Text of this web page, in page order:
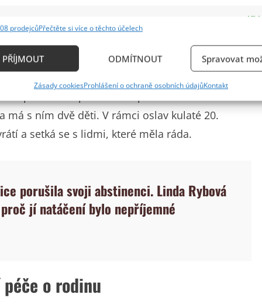
zařízení na základě automaticky přenášených informací.
aktivně požadovaných informací.
chyb, Poskytování a zobrazování reklamy a
prodejcůPřečtěte si více o těchto účelech
PŘÍJMOUT ODMÍTNOUT Spravovat
Zásady cookiesProhlášení o ochraně osobních údajůKontakt
Maciuchovou a panem Hrušínským byla krásná.
má s ním dvě děti. V rámci oslav kulaté 20.
a setká se s lidmi, které měla ráda.
porušila svoji abstinenci. Linda Rybová
jí natáčení bylo nepříjemné
o rodinu